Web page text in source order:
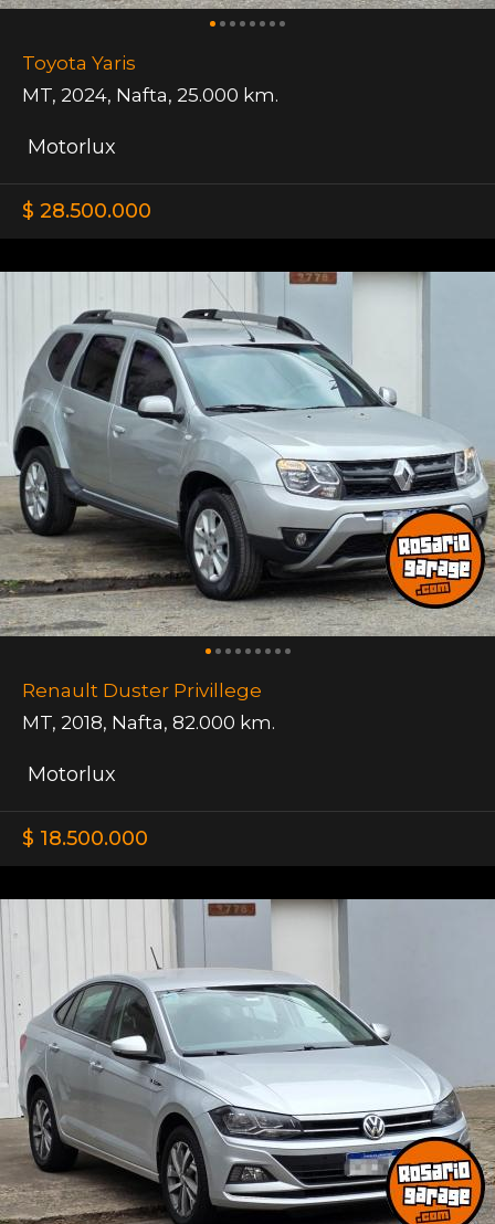
Toyota Yaris
MT, 2024, Nafta, 25.000 km.
Motorlux
$ 28.500.000
Renault Duster Privillege
MT, 2018, Nafta, 82.000 km.
Motorlux
$ 18.500.000